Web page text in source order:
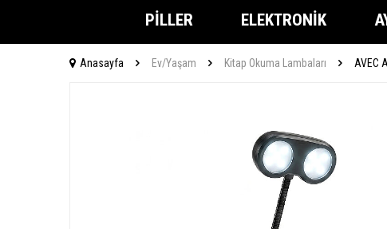
PILLER ELEKTRONIK
Anasayfa Ev/Yaşam Kitap Okuma Lambaları AVEC